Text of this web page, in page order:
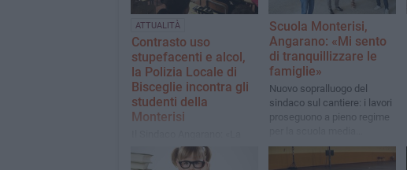
ATTUALITÀ
Contrasto uso
stupefacenti e alcol,
la Polizia Locale di
Bisceglie incontra gli
studenti della
Monterisi
sicurezza stradale è una
priorità per la nostra
Scuola Monterisi,
Angarano: «Mi sento
di tranquillizzare le
famiglie»
Nuovo sopralluogo del
sindaco sul cantiere: i lavori
proseguono a pieno regime
Monterisi